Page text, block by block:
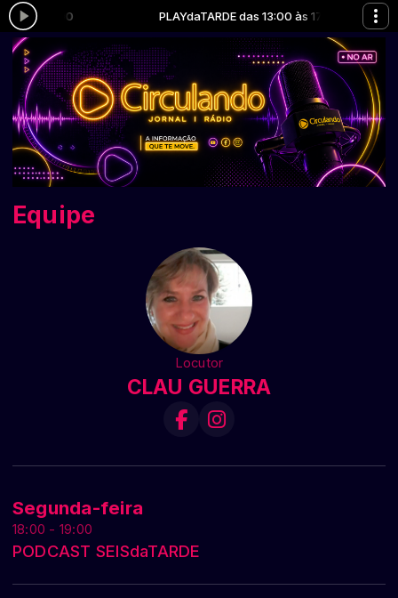
às 17:00 PLAYdaTARDE das 13:00 às 17:00
Equipe
Locutor
CLAU GUERRA
Segunda-feira
18:00 - 19:00
PODCAST SEISdaTARDE